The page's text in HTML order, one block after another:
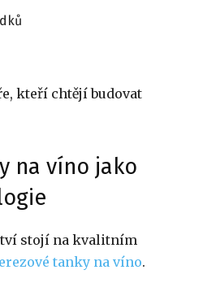
kteří chtějí budovat
na víno jako
stojí na kvalitním
tanky na víno.